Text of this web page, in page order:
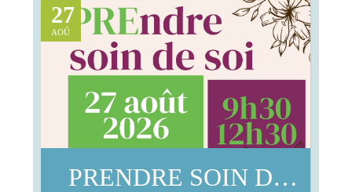
27
AOÛ
PRENDRE SOIN DE SOI